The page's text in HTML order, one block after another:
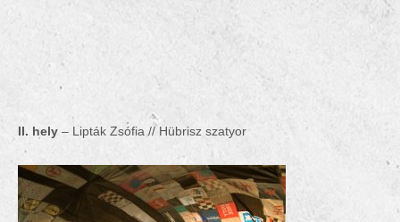
II. hely – Lipták Zsófia // Hübrisz szatyor